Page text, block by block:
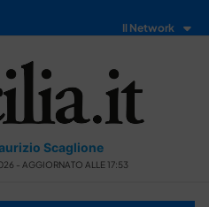
Il Network
Scaglione
- AGGIORNATO ALLE 17:53